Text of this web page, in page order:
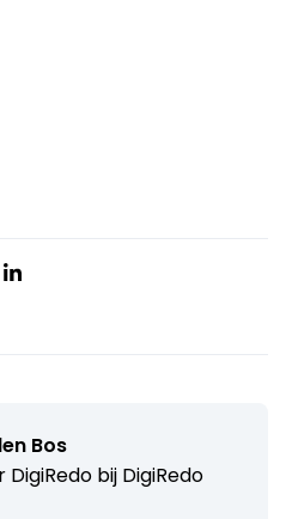
Bos
bij DigiRedo